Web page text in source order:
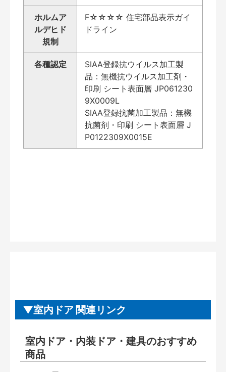
ホルムア
ルデヒド
規制
F☆☆☆☆ 住宅部品表示ガイ
ドライン
各種認定
SIAA登録抗ウイルス加工製
品：無機抗ウイルス加工剤・
印刷 シート表面層 JP061230
9X0009L
SIAA登録抗菌加工製品：無機
抗菌剤・印刷 シート表面層 J
P0122309X0015E
室内ドア 関連リンク
室内ドア・内装ドア・建具のおすすめ
商品